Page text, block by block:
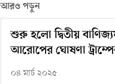
আরও পড়ুন
শুরু হলো দ্বিতীয়
আরোপের ঘোষণা
০৪ মার্চ ২০২৫